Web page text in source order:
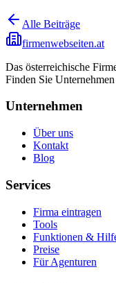
Alle Beiträge
firmenwebseiten.at
Das österreichische
Finden Sie
Unternehmen
Über uns
Kontakt
Blog
Services
Firma eintragen
Tools
Funktionen &
Preise
Für Agenturen